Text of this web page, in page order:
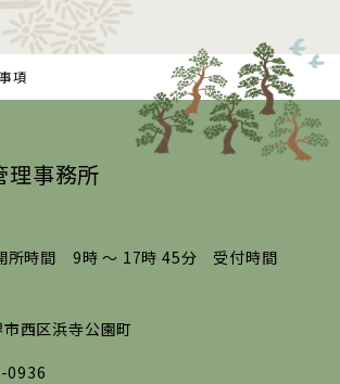
項
理事務所
所時間 9時 ～ 17時 45分 受付時間
西区浜寺公園町
0936